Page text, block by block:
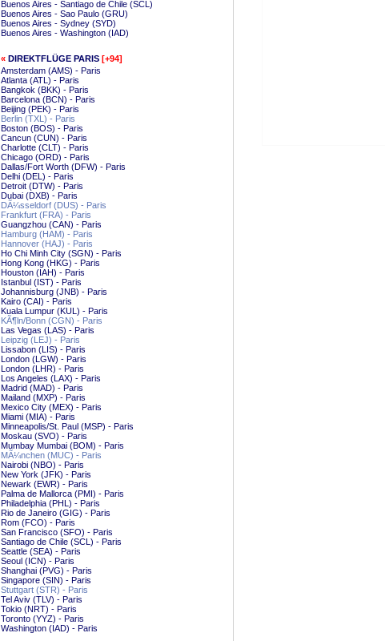
Buenos Aires - Santiago de Chile (SCL)
Buenos Aires - Sao Paulo (GRU)
Buenos Aires - Sydney (SYD)
Buenos Aires - Washington (IAD)
« DIREKTFLÜGE PARIS [+94]
Amsterdam (AMS) - Paris
Atlanta (ATL) - Paris
Bangkok (BKK) - Paris
Barcelona (BCN) - Paris
Beijing (PEK) - Paris
Berlin (TXL) - Paris
Boston (BOS) - Paris
Cancun (CUN) - Paris
Charlotte (CLT) - Paris
Chicago (ORD) - Paris
Dallas/Fort Worth (DFW) - Paris
Delhi (DEL) - Paris
Detroit (DTW) - Paris
Dubai (DXB) - Paris
DÃ¼sseldorf (DUS) - Paris
Frankfurt (FRA) - Paris
Guangzhou (CAN) - Paris
Hamburg (HAM) - Paris
Hannover (HAJ) - Paris
Ho Chi Minh City (SGN) - Paris
Hong Kong (HKG) - Paris
Houston (IAH) - Paris
Istanbul (IST) - Paris
Johannisburg (JNB) - Paris
Kairo (CAI) - Paris
Kuala Lumpur (KUL) - Paris
KÃ¶ln/Bonn (CGN) - Paris
Las Vegas (LAS) - Paris
Leipzig (LEJ) - Paris
Lissabon (LIS) - Paris
London (LGW) - Paris
London (LHR) - Paris
Los Angeles (LAX) - Paris
Madrid (MAD) - Paris
Mailand (MXP) - Paris
Mexico City (MEX) - Paris
Miami (MIA) - Paris
Minneapolis/St. Paul (MSP) - Paris
Moskau (SVO) - Paris
Mumbay Mumbai (BOM) - Paris
MÃ¼nchen (MUC) - Paris
Nairobi (NBO) - Paris
New York (JFK) - Paris
Newark (EWR) - Paris
Palma de Mallorca (PMI) - Paris
Philadelphia (PHL) - Paris
Rio de Janeiro (GIG) - Paris
Rom (FCO) - Paris
San Francisco (SFO) - Paris
Santiago de Chile (SCL) - Paris
Seattle (SEA) - Paris
Seoul (ICN) - Paris
Shanghai (PVG) - Paris
Singapore (SIN) - Paris
Stuttgart (STR) - Paris
Tel Aviv (TLV) - Paris
Tokio (NRT) - Paris
Toronto (YYZ) - Paris
Washington (IAD) - Paris